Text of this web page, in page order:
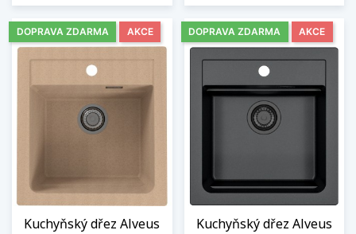
Kuchyňský dřez Alveus
DOPRAVA ZDARMA AKCE
Kuchyňský dřez Alveus
DOPRAVA ZDARMA AKCE